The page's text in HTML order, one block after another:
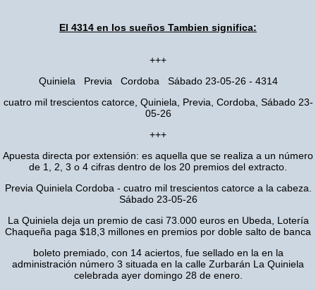
El 4314 en los sueños Tambien significa:
+++
Quiniela Previa Cordoba Sábado 23-05-26 - 4314
cuatro mil trescientos catorce, Quiniela, Previa, Cordoba, Sábado 23-
05-26
+++
Apuesta directa por extensión: es aquella que se realiza a un número
de 1, 2, 3 o 4 cifras dentro de los 20 premios del extracto.
Previa Quiniela Cordoba - cuatro mil trescientos catorce a la cabeza.
Sábado 23-05-26
La Quiniela deja un premio de casi 73.000 euros en Ubeda, Lotería
Chaqueña paga $18,3 millones en premios por doble salto de banca
boleto premiado, con 14 aciertos, fue sellado en la en la
administración número 3 situada en la calle Zurbarán La Quiniela
celebrada ayer domingo 28 de enero.